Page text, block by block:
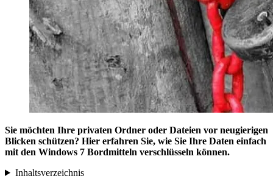
Sie möchten Ihre privaten Ordner oder Dateien vor neugierigen
Blicken schützen? Hier erfahren Sie, wie Sie Ihre Daten einfach
mit den Windows 7 Bordmitteln verschlüsseln können.
Inhaltsverzeichnis